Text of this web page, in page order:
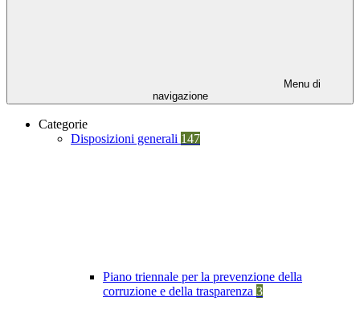
Menu di
navigazione
Categorie
Disposizioni generali 147
Piano triennale per la prevenzione della
corruzione e della trasparenza 3